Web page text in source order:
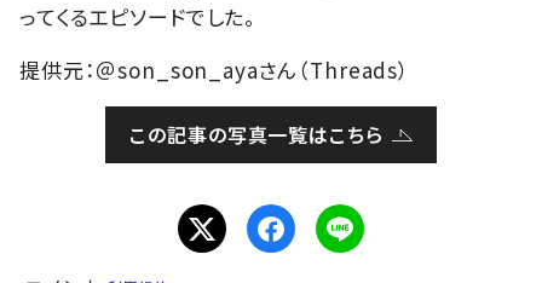
ってくるエピソードでした。
提供元：＠son_son_ayaさん（Threads）
この記事の写真一覧はこちら